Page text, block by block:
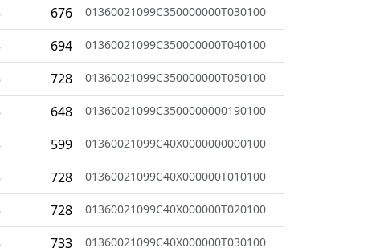
676 01360021099C350000000T030100
694 01360021099C350000000T040100
728 01360021099C350000000T050100
648 01360021099C3500000000190100
599 01360021099C40X0000000000100
728 01360021099C40X000000T010100
728 01360021099C40X000000T020100
733 01360021099C40X000000T030100